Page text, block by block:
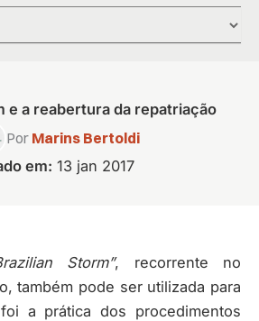
e a reabertura da repatriação
Por Marins Bertoldi
em: 13 jan 2017
Storm”, recorrente no
também pode ser utilizada para
a prática dos procedimentos